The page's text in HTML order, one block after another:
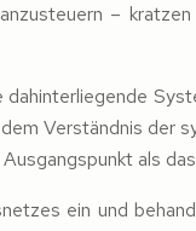
–
Verständnis der
als
ein und